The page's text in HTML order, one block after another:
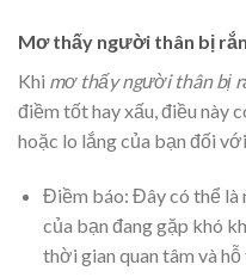
Mơ thấy người thân bị
Khi mơ thấy người thân bị
điềm tốt hay xấu, điều này
hoặc lo lắng của bạn đối
Điềm báo: Đây có thể là
của bạn đang gặp khó
thời gian quan tâm và